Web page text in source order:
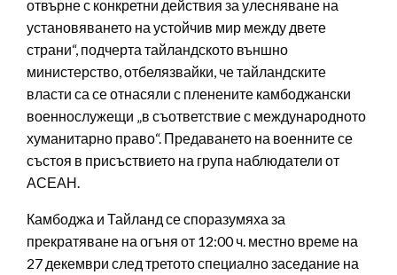
отвърне с конкретни действия за улесняване на
установяването на устойчив мир между двете
страни“, подчерта тайландското външно
министерство, отбелязвайки, че тайландските
власти са се отнасяли с пленените камбоджански
военнослужещи „в съответствие с международното
хуманитарно право“. Предаването на военните се
състоя в присъствието на група наблюдатели от
АСЕАН.
Камбоджа и Тайланд се споразумяха за
прекратяване на огъня от 12:00 ч. местно време на
27 декември след третото специално заседание на